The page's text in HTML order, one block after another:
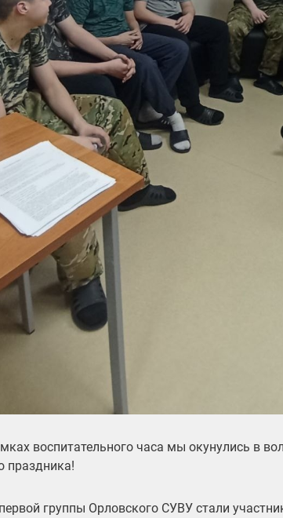
воспитательного часа мы окунулись в
праздника!
группы Орловского СУВУ стали